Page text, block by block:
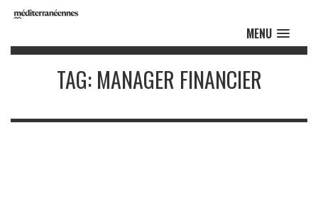
MENU
TAG: MANAGER FINANCIER